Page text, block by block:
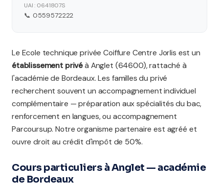
UAI : 0641807S
📞 0559572222
Le Ecole technique privée Coiffure Centre Jorlis est un
établissement privéà Anglet (64600), rattaché à
l'académie de Bordeaux. Les familles du privé
recherchent souvent un accompagnement individuel
complémentaire — préparation aux spécialités du bac,
renforcement en langues, ou accompagnement
Parcoursup. Notre organisme partenaire est agréé et
ouvre droit au crédit d'impôt de 50%.
Cours particuliers à Anglet — académie
de Bordeaux